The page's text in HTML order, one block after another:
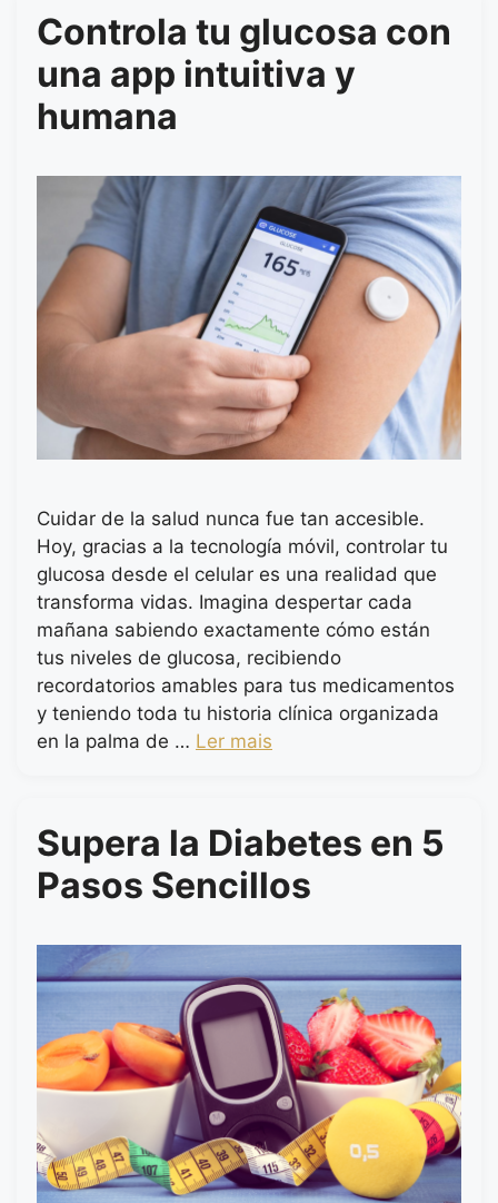
Controla tu glucosa con
una app intuitiva y
humana
Cuidar de la salud nunca fue tan accesible.
Hoy, gracias a la tecnología móvil, controlar tu
glucosa desde el celular es una realidad que
transforma vidas. Imagina despertar cada
mañana sabiendo exactamente cómo están
tus niveles de glucosa, recibiendo
recordatorios amables para tus medicamentos
y teniendo toda tu historia clínica organizada
en la palma de … Ler mais
Supera la Diabetes en 5
Pasos Sencillos